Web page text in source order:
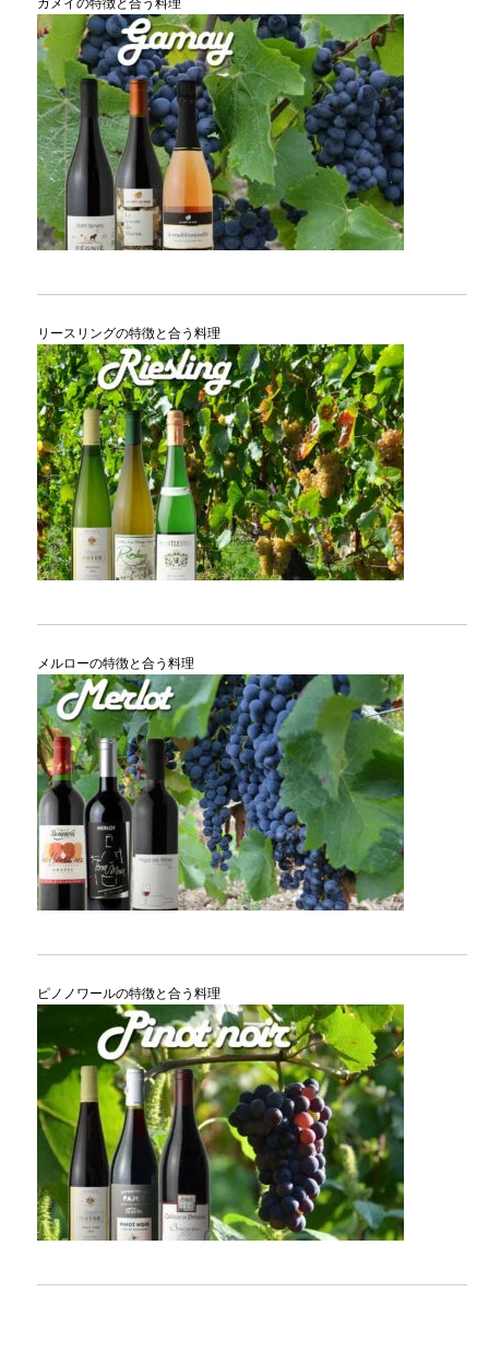
ガメイの特徴と合う料理
リースリングの特徴と合う料理
メルローの特徴と合う料理
ピノノワールの特徴と合う料理